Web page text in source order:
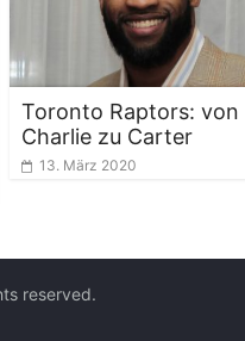
Toronto Raptors: von
Charlie zu Carter
13. März 2020
reserved.